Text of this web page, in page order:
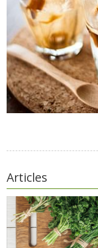
Articles